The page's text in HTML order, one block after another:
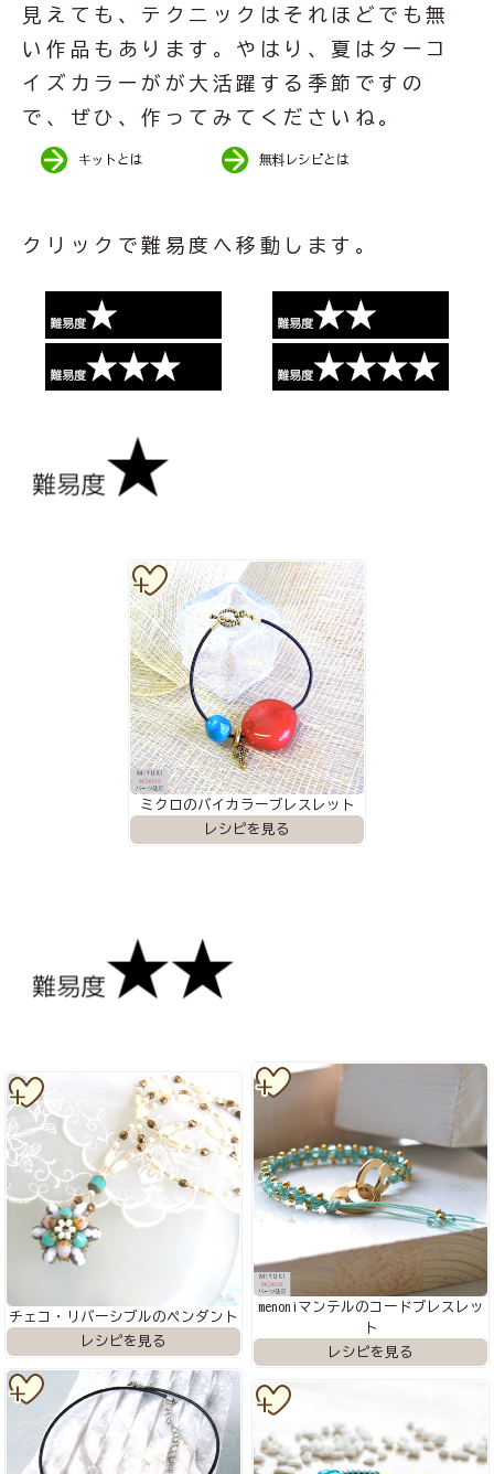
見えても、テクニックはそれほどでも無
い作品もあります。やはり、夏はターコ
イズカラーがが大活躍する季節ですの
で、ぜひ、作ってみてくださいね。
クリックで難易度へ移動します。
ミクロのバイカラーブレスレット
チェコ・リバーシブルのペンダント
menoniマンテルのコードブレスレッ
ト